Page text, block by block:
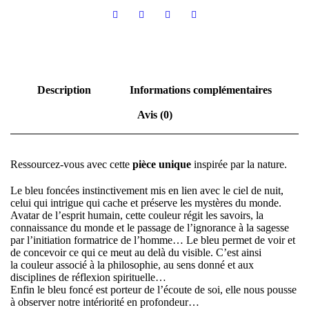
Description Informations complémentaires
Avis (0)
Ressourcez-vous avec cette pièce unique inspirée par la nature.
Le bleu foncées instinctivement mis en lien avec le ciel de nuit,
celui qui intrigue qui cache et préserve les mystères du monde.
Avatar de l’esprit humain, cette couleur régit les savoirs, la
connaissance du monde et le passage de l’ignorance à la sagesse
par l’initiation formatrice de l’homme… Le bleu permet de voir et
de concevoir ce qui ce meut au delà du visible. C’est ainsi
la couleur associé à la philosophie, au sens donné et aux
disciplines de réflexion spirituelle…
Enfin le bleu foncé est porteur de l’écoute de soi, elle nous pousse
à observer notre intériorité en profondeur…